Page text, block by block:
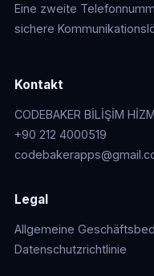
Eine zweite
sichere
Kontakt
CODEBAKER BİLİŞİM
+90 212 4000519
Legal
Allgemeine
Datenschutzrichtlinie